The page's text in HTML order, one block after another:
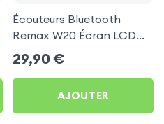
Écouteurs Bluetooth
Remax W20 Écran LCD
Full-Color pour Huawei
Nova 8i
29,90 €
AJOUTER